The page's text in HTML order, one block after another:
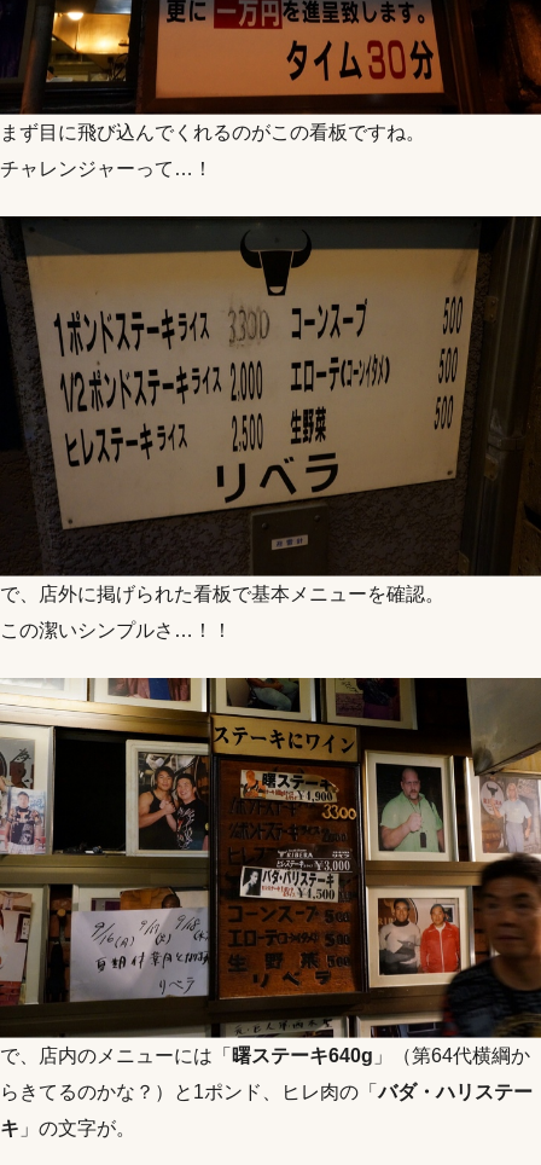
まず目に飛び込んでくれるのがこの看板ですね。
チャレンジャーって…！
で、店外に掲げられた看板で基本メニューを確認。
この潔いシンプルさ…！！
で、店内のメニューには「 曙ステーキ640g 」（第64代横綱か
らきてるのかな？）と1ポンド、ヒレ肉の「バダ・ハリステー
キ 」の文字が。